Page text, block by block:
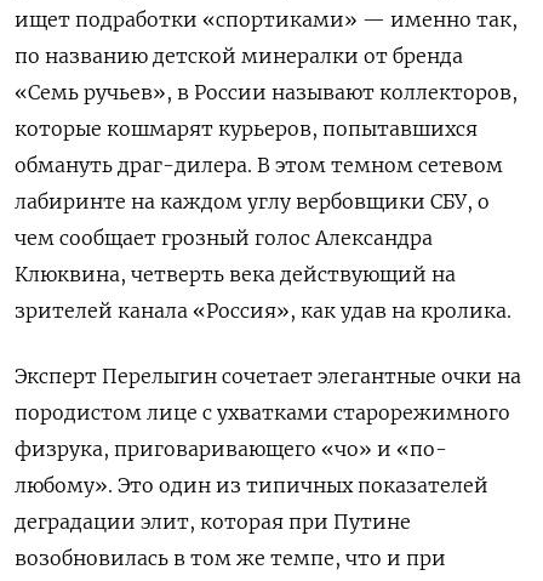
ищет подработки «спортиками» — именно так,
по названию детской минералки от бренда
«Семь ручьев», в России называют коллекторов,
которые кошмарят курьеров, попытавшихся
обмануть драг-дилера. В этом темном сетевом
лабиринте на каждом углу вербовщики СБУ, о
чем сообщает грозный голос Александра
Клюквина, четверть века действующий на
зрителей канала «Россия», как удав на кролика.
Эксперт Перелыгин сочетает элегантные очки на
породистом лице с ухватками старорежимного
физрука, приговаривающего «чо» и «по-
любому». Это один из типичных показателей
деградации элит, которая при Путине
возобновилась в том же темпе, что и при